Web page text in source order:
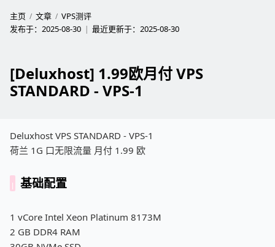
主页 文章
VPS测评
发布于： 2025-08-30 最近更新于： 2025-08-30
[Deluxhost] 1.99欧月付 VPS
STANDARD - VPS-1
Deluxhost VPS STANDARD - VPS-1
荷兰 1G 口无限流量 月付 1.99 欧
基础配置
1 vCore Intel Xeon Platinum 8173M
2 GB DDR4 RAM